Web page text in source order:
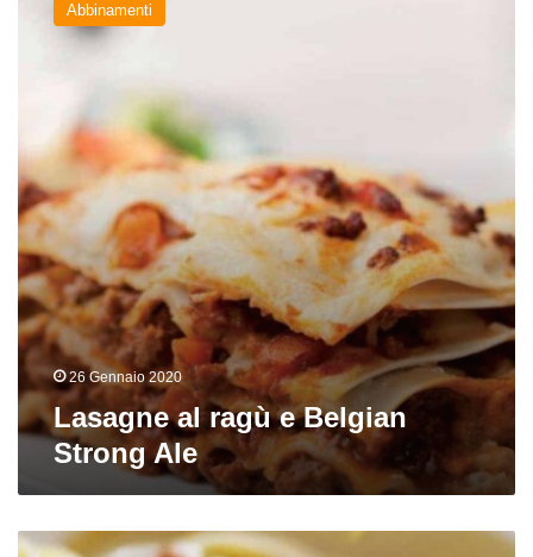
Abbinamenti
26 Gennaio 2020
Lasagne al ragù e Belgian
Strong Ale
Sodalizi